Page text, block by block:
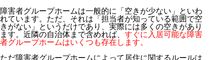
障害者グループホームは一般的に「空きが少ない」といわ
れています。ただ、それは「担当者が知っている範囲で空
きがない」というだけであり、実際には多くの空きがあり
ます。近隣の自治体まで含めれば、 すぐに入居可能な障害
者グループホームはいくつも存在します。
ただ障害者グループホームによって居住に関するルールは